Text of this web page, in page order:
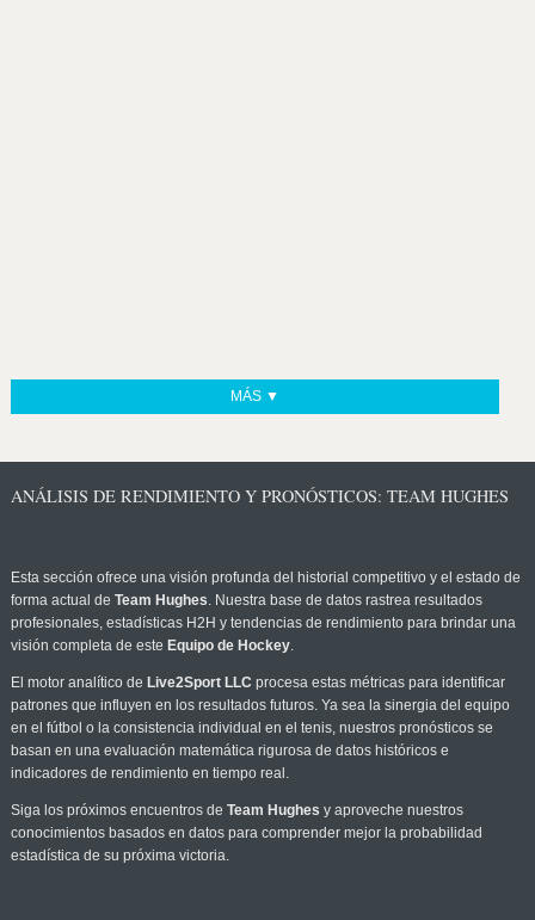
MÁS ▼
ANÁLISIS DE RENDIMIENTO Y PRONÓSTICOS: TEAM HUGHES
Esta sección ofrece una visión profunda del historial competitivo y el estado de
forma actual de Team Hughes. Nuestra base de datos rastrea resultados
profesionales, estadísticas H2H y tendencias de rendimiento para brindar una
visión completa de este Equipo de Hockey.
El motor analítico de Live2Sport LLC procesa estas métricas para identificar
patrones que influyen en los resultados futuros. Ya sea la sinergia del equipo
en el fútbol o la consistencia individual en el tenis, nuestros pronósticos se
basan en una evaluación matemática rigurosa de datos históricos e
indicadores de rendimiento en tiempo real.
Siga los próximos encuentros de Team Hughes y aproveche nuestros
conocimientos basados en datos para comprender mejor la probabilidad
estadística de su próxima victoria.